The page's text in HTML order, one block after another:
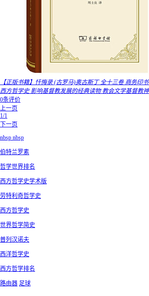
【正版书籍】忏悔录 (古罗马)奥古斯丁 全十三卷 商务印
西方哲学史 影响基督教发展的经典读物 教会文学基督教
0条评价
上一页
1/1
下一页
nbsp nbsp
伯特兰罗素
哲学世界排名
西方哲学史学术版
劳特利奇哲学史
西方哲学史
世界哲学简史
普列汉诺夫
西洋哲学史
西方哲学排名
路由器 足球